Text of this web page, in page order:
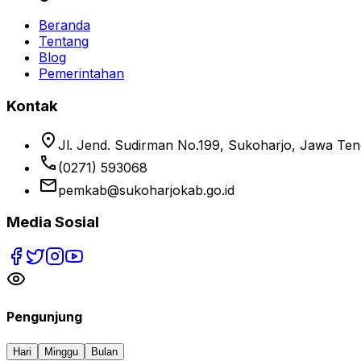
Beranda
Tentang
Blog
Pemerintahan
Kontak
location_on Jl. Jend. Sudirman No.199, Sukoharjo, Jawa
phone (0271) 593068
emailpemkab@sukoharjokab.go.id
Media Sosial
Pengunjung
Hari Minggu Bulan